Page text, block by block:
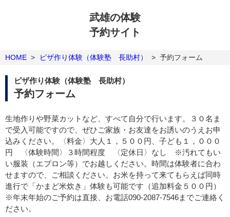
武雄の体験
予約サイト
HOME > ピザ作り体験（体験塾 長助村） > 予約フォーム
ピザ作り体験（体験塾 長助村）
予約フォーム
生地作りや野菜カットなど、すべて自分で行います。３０名ま
で受入可能ですので、ぜひご家族・お友達をお誘いのうえお申
込みください。〈料金〉大人１，５００円、子ども１，０００
円 〈体験時間〉３時間程度 〈定休日〉なし ※汚れてもい
い服装（エプロン等）でお越しください。時間は体験者に合わ
せますので、ご相談ください。お米を持って来てもらえば同時
進行で「かまど米炊き」体験も可能です（追加料金５００円）
※年末年始のご予約は直接、お電話090-2087-7546までご連絡く
ださい。